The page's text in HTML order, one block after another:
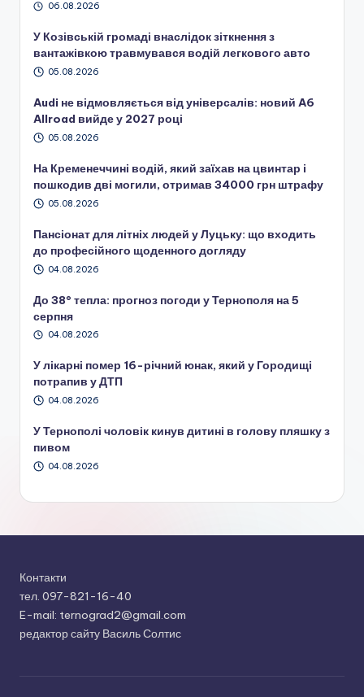
06.08.2026
У Козівській громаді внаслідок зіткнення з
вантажівкою травмувався водій легкового авто
05.08.2026
Audi не відмовляється від універсалів: новий A6
Allroad вийде у 2027 році
05.08.2026
На Кременеччині водій, який заїхав на цвинтар і
пошкодив дві могили, отримав 34000 грн штрафу
05.08.2026
Пансіонат для літніх людей у Луцьку: що входить
до професійного щоденного догляду
04.08.2026
До 38° тепла: прогноз погоди у Тернополя на 5
серпня
04.08.2026
У лікарні помер 16-річний юнак, який у Городищі
потрапив у ДТП
04.08.2026
У Тернополі чоловік кинув дитині в голову пляшку з
пивом
04.08.2026
Контакти
тел. 097-821-16-40
E-mail: ternograd2@gmail.com
редактор сайту Василь Солтис